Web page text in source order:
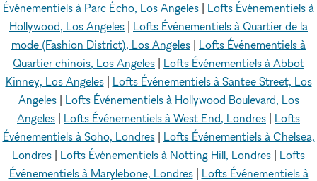
Événementiels à Parc Écho, Los Angeles
Lofts Événementiels à
Hollywood, Los Angeles
Lofts Événementiels à Quartier de la
mode (Fashion District), Los Angeles
Lofts Événementiels à
Quartier chinois, Los Angeles
Lofts Événementiels à Abbot
Kinney, Los Angeles| Lofts Événementiels à Santee Street, Los
Angeles| Lofts Événementiels à Hollywood Boulevard, Los
Angeles
Lofts Événementiels à West End, Londres
Lofts
Événementiels à Soho, Londres| Lofts Événementiels à Chelsea,
Londres
Lofts Événementiels à Notting Hill, Londres
Lofts
Événementiels à Marylebone, Londres| Lofts Événementiels à